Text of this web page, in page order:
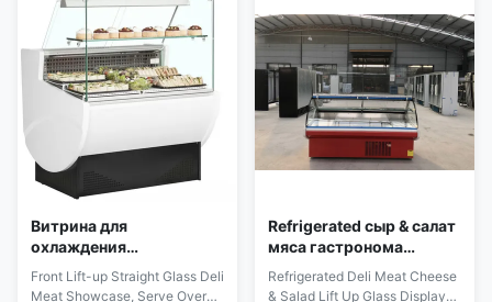
Витрина для
охлаждения
деликатесов с
вентиляторным
Front Lift-up Straight Glass Deli
Meat Showcase, Serve Over
Refrigerated сыр & салат
мяса гастронома
поднимают вверх
стеклянные витринные
Refrigerated Deli Meat Cheese
& Salad Lift Up Glass Display